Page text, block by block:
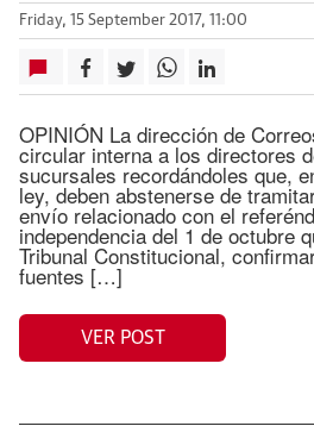
Friday, 15 September 2017, 11:00
OPINIÓN La dirección de
circular interna a los directores
sucursales recordándoles que,
ley, deben abstenerse de
envío relacionado con el
independencia del 1 de octubre
Tribunal Constitucional,
fuentes […]
VER POST